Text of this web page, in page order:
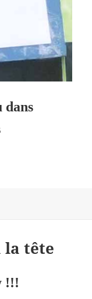
dans
et Santes
la tête
!!!